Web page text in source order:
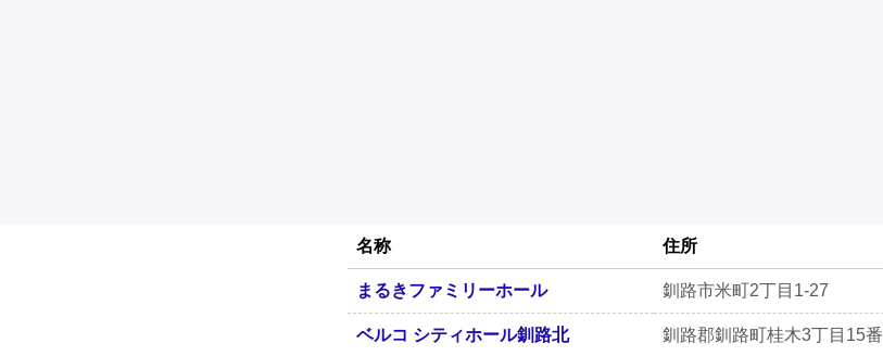
名称 住所
まるきファミリーホール 釧路市米町2丁目1-27
ベルコ シティホール釧路北 釧路郡釧路町桂木3丁目15番